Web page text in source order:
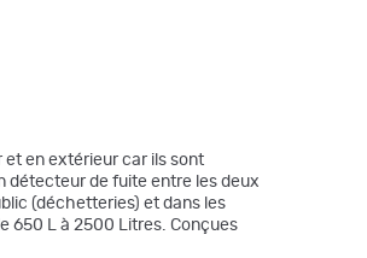
et en extérieur car ils sont
détecteur de fuite entre les deux
(déchetteries) et dans les
650 L à 2500 Litres. Conçues